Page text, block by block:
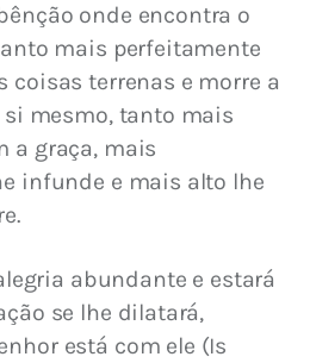
onde encontra o
mais perfeitamente
coisas terrenas e morre a
si mesmo, tanto mais
a graça, mais
infunde e mais alto lhe
abundante e estará
se lhe dilatará,
está com ele (Is